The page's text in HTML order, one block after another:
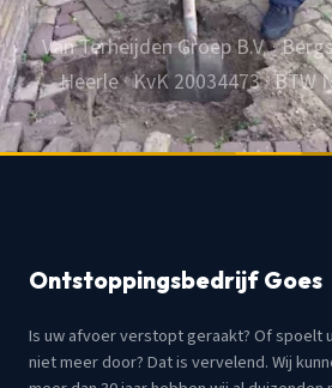
Van Terheijden Groep B.V. ·
Heerle · KvK 20034473 · BTW
Ontstoppingsbedrijf Goes
Is uw afvoer verstopt geraakt? Of spoelt
niet meer door? Dat is vervelend. Wij